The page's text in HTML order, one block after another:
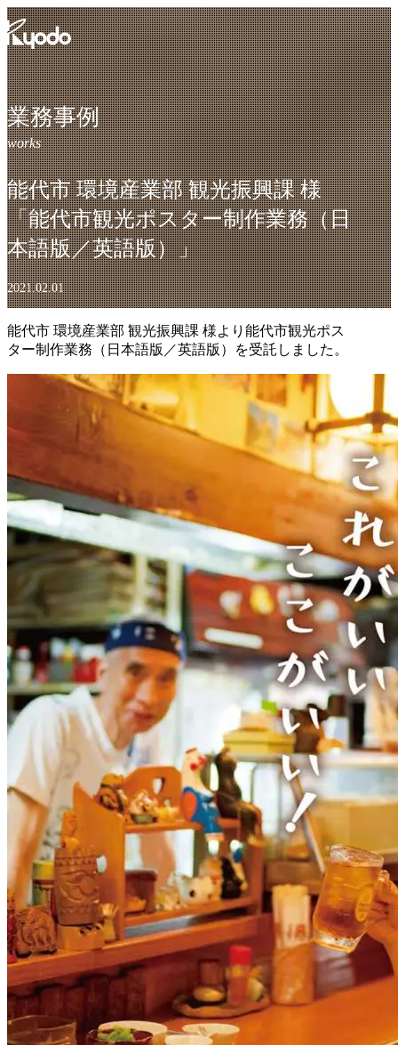
コ
ン
テ
ン
ツ
を
表
示
業務事例
能代市 環境産業部 観光振興課 様
「能代市観光ポスター制作業務（日
本語版／英語版）」
2021.02.01
能代市 環境産業部 観光振興課 様より能代市観光ポス
ター制作業務（日本語版／英語版）を受託しました。